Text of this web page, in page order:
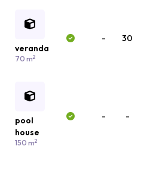
veranda
70 m2
- 30
pool
house
150 m2
- -